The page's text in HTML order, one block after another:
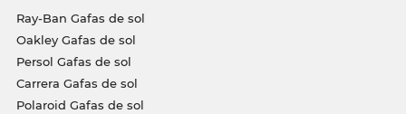
Ray-Ban Gafas de sol
Oakley Gafas de sol
Persol Gafas de sol
Carrera Gafas de sol
Polaroid Gafas de sol